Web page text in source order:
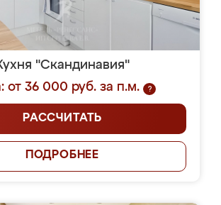
"Скандинавия"
от 36 000 руб. за п.м.
?
РАССЧИТАТЬ
ПОДРОБНЕЕ